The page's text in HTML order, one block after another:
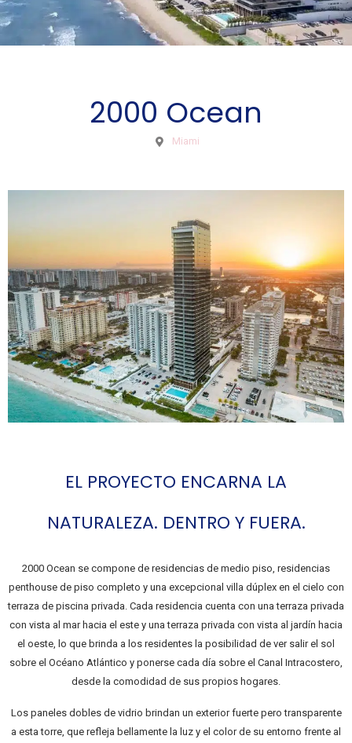
2000 Ocean
Miami
EL PROYECTO ENCARNA LA
NATURALEZA. DENTRO Y FUERA.
2000 Ocean se compone de residencias de medio piso, residencias
penthouse de piso completo y una excepcional villa dúplex en el cielo con
terraza de piscina privada. Cada residencia cuenta con una terraza privada
con vista al mar hacia el este y una terraza privada con vista al jardín hacia
el oeste, lo que brinda a los residentes la posibilidad de ver salir el sol
sobre el Océano Atlántico y ponerse cada día sobre el Canal Intracostero,
desde la comodidad de sus propios hogares.
Los paneles dobles de vidrio brindan un exterior fuerte pero transparente
a esta torre, que refleja bellamente la luz y el color de su entorno frente al